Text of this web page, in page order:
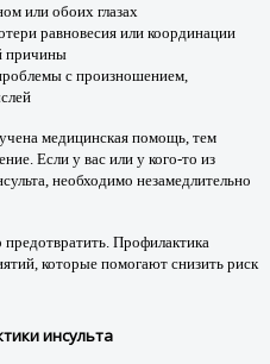
или обоих глазах
равновесия или координации
причины
с произношением,
медицинская помощь, тем
Если у вас или у кого-то из
необходимо незамедлительно
Профилактика
которые помогают снизить риск
инсульта